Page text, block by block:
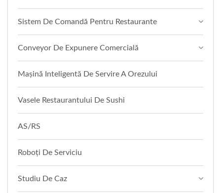
Sistem De Comandă Pentru Restaurante
Conveyor De Expunere Comercială
Mașină Inteligentă De Servire A Orezului
Vasele Restaurantului De Sushi
AS/RS
Roboți De Serviciu
Studiu De Caz